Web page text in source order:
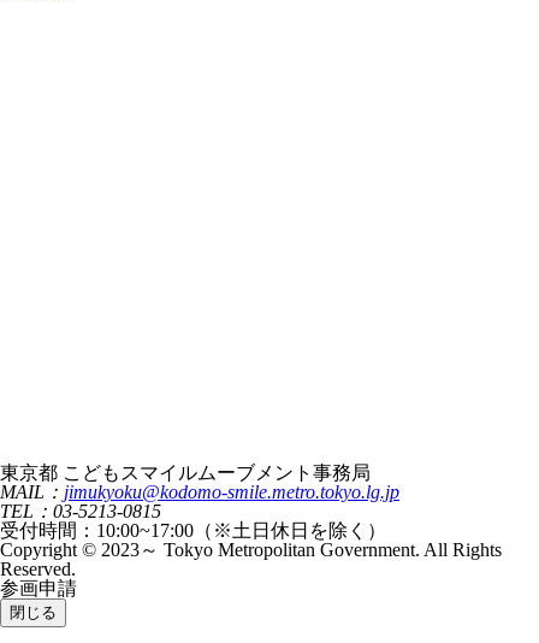
東京都 こどもスマイルムーブメント事務局
MAIL： jimukyoku@kodomo-smile.metro.tokyo.lg.jp
TEL：03-5213-0815
受付時間：10:00~17:00（※土日休日を除く）
Copyright © 2023～ Tokyo Metropolitan Government. All Rights
Reserved.
参画申請
閉じる